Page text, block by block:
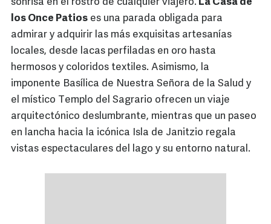
sonrisa en el rostro de cualquier viajero. La Casa de
los Once Patios es una parada obligada para
admirar y adquirir las más exquisitas artesanías
locales, desde lacas perfiladas en oro hasta
hermosos y coloridos textiles. Asimismo, la
imponente Basílica de Nuestra Señora de la Salud y
el místico Templo del Sagrario ofrecen un viaje
arquitectónico deslumbrante, mientras que un paseo
en lancha hacia la icónica Isla de Janitzio regala
vistas espectaculares del lago y su entorno natural.